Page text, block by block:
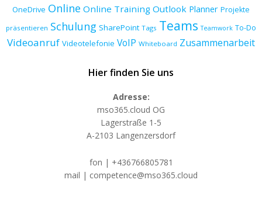
OneDrive Online Online Training Outlook Planner Projekte
präsentieren Schulung SharePoint Tags Teams Teamwork To-Do
Videoanruf Videotelefonie VoIP Whiteboard Zusammenarbeit
Hier finden Sie uns
Adresse:
mso365.cloud OG
Lagerstraße 1-5
A-2103 Langenzersdorf
fon | +436766805781
mail | competence@mso365.cloud